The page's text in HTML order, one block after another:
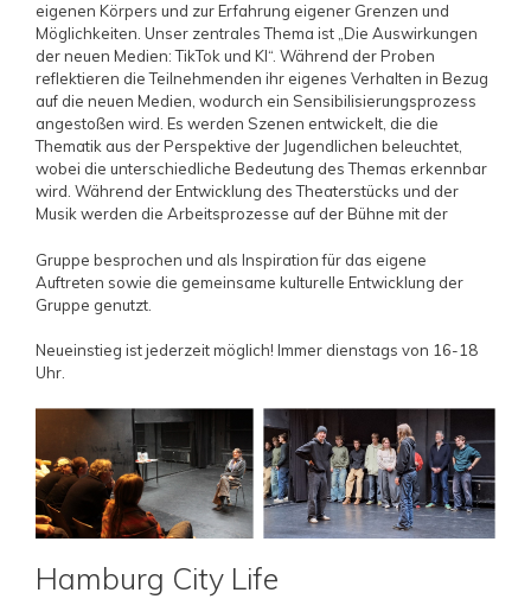
eigenen Körpers und zur Erfahrung eigener Grenzen und
Möglichkeiten. Unser zentrales Thema ist „Die Auswirkungen
der neuen Medien: TikTok und KI“. Während der Proben
reflektieren die Teilnehmenden ihr eigenes Verhalten in Bezug
auf die neuen Medien, wodurch ein Sensibilisierungsprozess
angestoßen wird. Es werden Szenen entwickelt, die die
Thematik aus der Perspektive der Jugendlichen beleuchtet,
wobei die unterschiedliche Bedeutung des Themas erkennbar
wird. Während der Entwicklung des Theaterstücks und der
Musik werden die Arbeitsprozesse auf der Bühne mit der
Gruppe besprochen und als Inspiration für das eigene
Auftreten sowie die gemeinsame kulturelle Entwicklung der
Gruppe genutzt.
Neueinstieg ist jederzeit möglich! Immer dienstags von 16-18
Uhr.
Hamburg City Life